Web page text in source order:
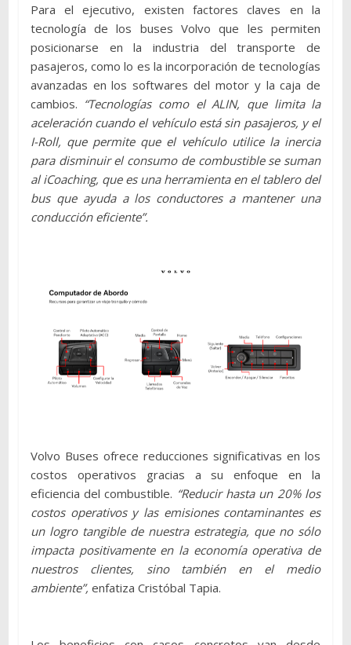
Para el ejecutivo, existen factores claves en la
tecnología de los buses Volvo que les permiten
posicionarse en la industria del transporte de
pasajeros, como lo es la incorporación de tecnologías
avanzadas en los softwares del motor y la caja de
cambios. “Tecnologías como el ALIN, que limita la
aceleración cuando el vehículo está sin pasajeros, y el
I-Roll, que permite que el vehículo utilice la inercia
para disminuir el consumo de combustible se suman
al iCoaching, que es una herramienta en el tablero del
bus que ayuda a los conductores a mantener una
conducción eficiente”.
Volvo Buses ofrece reducciones significativas en los
costos operativos gracias a su enfoque en la
eficiencia del combustible. “Reducir hasta un 20% los
costos operativos y las emisiones contaminantes es
un logro tangible de nuestra estrategia, que no sólo
impacta positivamente en la economía operativa de
nuestros clientes, sino también en el medio
ambiente”, enfatiza Cristóbal Tapia.